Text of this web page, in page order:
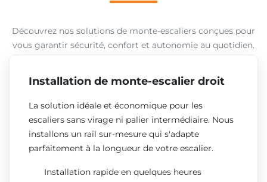
Découvrez nos solutions de monte-escaliers conçues pour
vous garantir sécurité, confort et autonomie au quotidien.
Installation de monte-escalier droit
La solution idéale et économique pour les
escaliers sans virage ni palier intermédiaire. Nous
installons un rail sur-mesure qui s'adapte
parfaitement à la longueur de votre escalier.
Installation rapide en quelques heures